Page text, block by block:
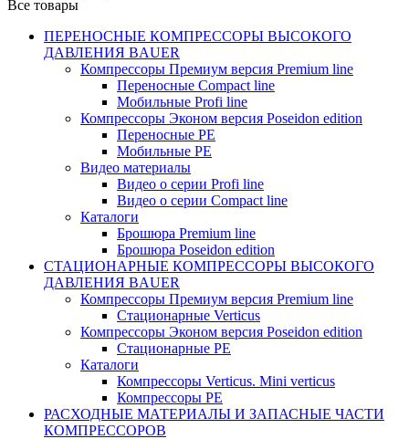
Все товары
ПЕРЕНОСНЫЕ КОМПРЕССОРЫ ВЫСОКОГО
ДАВЛЕНИЯ BAUER
Компрессоры Премиум версия Premium line
Переносные Compact line
Мобильные Profi line
Компрессоры Эконом версия Poseidon edition
Переносные PE
Мобильные PE
Видео материалы
Видео о серии Profi line
Видео о серии Compact line
Каталоги
Брошюра Premium line
Брошюра Poseidon edition
СТАЦИОНАРНЫЕ КОМПРЕССОРЫ ВЫСОКОГО
ДАВЛЕНИЯ BAUER
Компрессоры Премиум версия Premium line
Стационарные Verticus
Компрессоры Эконом версия Poseidon edition
Стационарные PE
Каталоги
Компрессоры Verticus. Mini verticus
Компрессоры PE
РАСХОДНЫЕ МАТЕРИАЛЫ И ЗАПАСНЫЕ ЧАСТИ
КОМПРЕССОРОВ